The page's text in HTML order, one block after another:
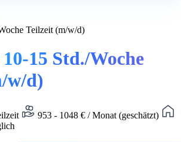
Teilzeit (m/w/d)
15 Std./Woche
w/d)
953 - 1048 € / Monat (geschätzt)